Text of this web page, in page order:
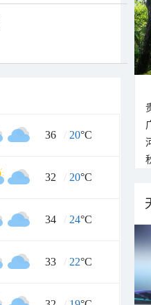
36 / 20°C
32 / 20°C
34 / 24°C
33 / 22°C